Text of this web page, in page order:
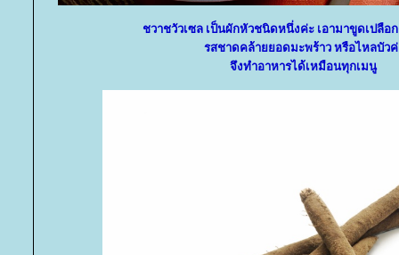
ชวาชวัวเซล เป็นผักหัวชนิดหนึ่งค่ะ เอามาขูดเปลือ
รสชาดคล้ายยอดมะพร้าว หรือไหลบัว
จึงทำอาหารได้เหมือนทุกเมนู